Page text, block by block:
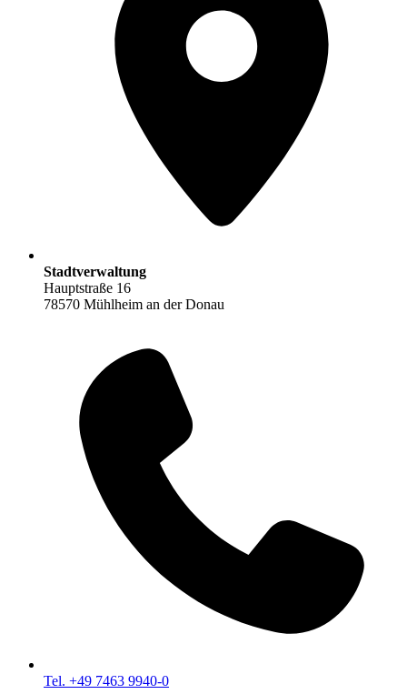
Stadtverwaltung
Hauptstraße 16
78570 Mühlheim an der Donau
Tel. +49 7463 9940-0